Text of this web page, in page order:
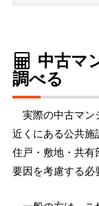
中古マ
調べる
実際の中古マン
近くにある公共施
住戸・敷地・共有
要因を考慮する必